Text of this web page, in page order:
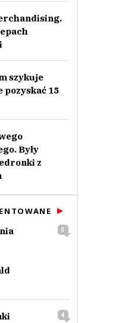
szykuje
pozyskać 15
Były
z
5
4